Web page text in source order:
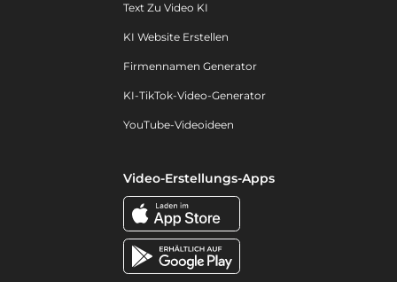
Text Zu Video KI
KI Website Erstellen
Firmennamen Generator
KI-TikTok-Video-Generator
YouTube-Videoideen
Video-Erstellungs-Apps